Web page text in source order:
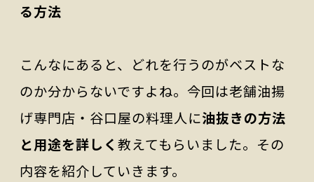
る方法
こんなにあると、どれを行うのがベストな
のか分からないですよね。今回は老舗油揚
げ専門店・谷口屋の料理人に油抜きの方法
と用途を詳しく教えてもらいました。その
内容を紹介していきます。